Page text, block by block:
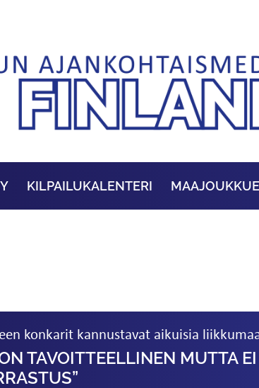
KILPAILUKALENTERI MAAJOUKKUE
konkarit kannustavat aikuisia
TAVOITTEELLINEN MUTTA EI